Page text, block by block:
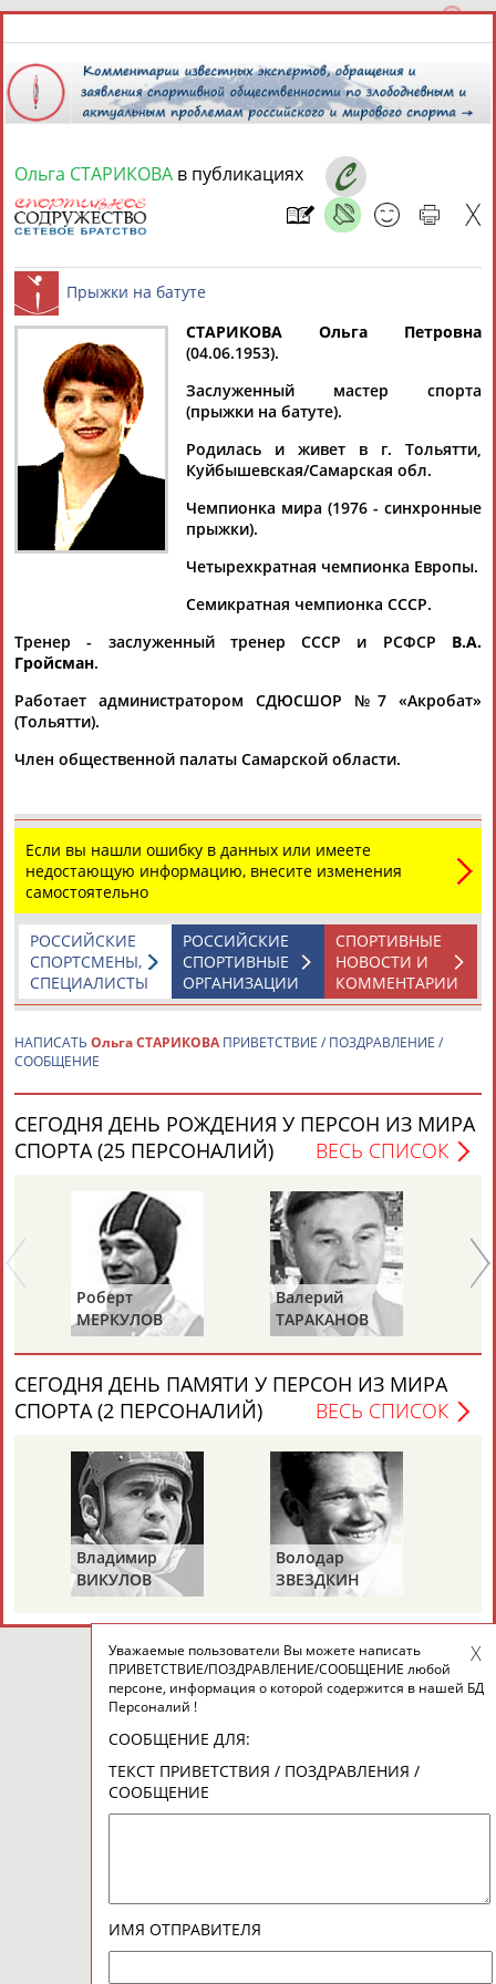
9 августа 2026 года,
СПОРТСМЕНЫ, ТРЕНЕРЫ И СПЕЦИАЛИСТЫ
Найдено: 1персона Расширенный поиск
Ольга
СТАРИКОВА
Ваш запрос: "Ольга СТАРИКОВА"
Документы 1-3 из 3 найденных уникальных документов
Победный отзвук сорок пятого
Маслобойщикова,Ольга Старикова, Андрей Юдин. Все они
представители...
24.04.2019
Петербурге
прыжках, Янес / Евгений Яковенко и Левина /Ольга
Старикова- в синхронных. ...
(Проект: Информационное агентство СТАДИОН
07.11.2018
Сегодня в Болгарии стартует чемпионат мира по прыжкам
на батуте. Состав сборной России
...прыжках, Янес/Евгений Яковенко и Левина/Ольга
Старикова- в синхронных. В 2018 году чемпионат мира
примет Санкт- Петербург. ...
(Проект:Информационное агентство СТАДИОН
09.11.2017
ТАБЛО АКТИВНОСТИ
ЦЕЛИ ПРОЕКТА КОНТАКТЫ НАШИ КНОПКИ РЕКЛАМА
Вопросы сотрудничества и совместной деятельностиinform@infosport.ru
Стадион, 1998-2026
Разработка и поддержка ООО НАИТ «Стадион»
Адресов в новостной рассылке: 996
Подпишись
Ольга СТАРИКОВА в публикациях
Прыжки на батуте
СТАРИКОВА Ольга Петровна
(04.06.1953).
Заслуженный мастер спорта
(прыжки на батуте).
Родилась и живет в г. Тольятти,
Куйбышевская/Самарская обл.
Чемпионка мира (1976 - синхронные
прыжки).
Четырехкратная чемпионка Европы.
Семикратная чемпионка СССР.
Тренер - заслуженный тренер СССР и РСФСР В.А.
Гройсман.
Работает администратором СДЮСШОР №7 «Акробат»
(Тольятти).
Член общественной палаты Самарской области.
Если вы нашли ошибку в данных или имеете
недостающую информацию, внесите изменения
самостоятельно
СПОРТИВНЫЕ
НОВОСТИ И
КОММЕНТАРИИ
РОССИЙСКИЕ
СПОРТИВНЫЕ
ОРГАНИЗАЦИИ
РОССИЙСКИЕ
СПОРТСМЕНЫ,
СПЕЦИАЛИСТЫ
НАПИСАТЬ Ольга СТАРИКОВА ПРИВЕТСТВИЕ / ПОЗДРАВЛЕНИЕ /
СООБЩЕНИЕ
СЕГОДНЯ ДЕНЬ РОЖДЕНИЯ У ПЕРСОН ИЗ МИРА
СПОРТА (25 ПЕРСОНАЛИЙ)
ВЕСЬ СПИСОК
Роберт
МЕРКУЛОВ
Валерий
ТАРАКАНОВ
СЕГОДНЯ ДЕНЬ ПАМЯТИ У ПЕРСОН ИЗ МИРА
СПОРТА (2 ПЕРСОНАЛИЙ)
ВЕСЬ СПИСОК
Владимир
ВИКУЛОВ
Володар
ЗВЕЗДКИН
Уважаемые пользователи Вы можете написать
ПРИВЕТСТВИЕ/ПОЗДРАВЛЕНИЕ/СООБЩЕНИЕ любой
персоне, информация о которой содержится в нашей БД
Персоналий !
СООБЩЕНИЕ ДЛЯ:
ТЕКСТ ПРИВЕТСТВИЯ / ПОЗДРАВЛЕНИЯ /
СООБЩЕНИЕ
ИМЯ ОТПРАВИТЕЛЯ